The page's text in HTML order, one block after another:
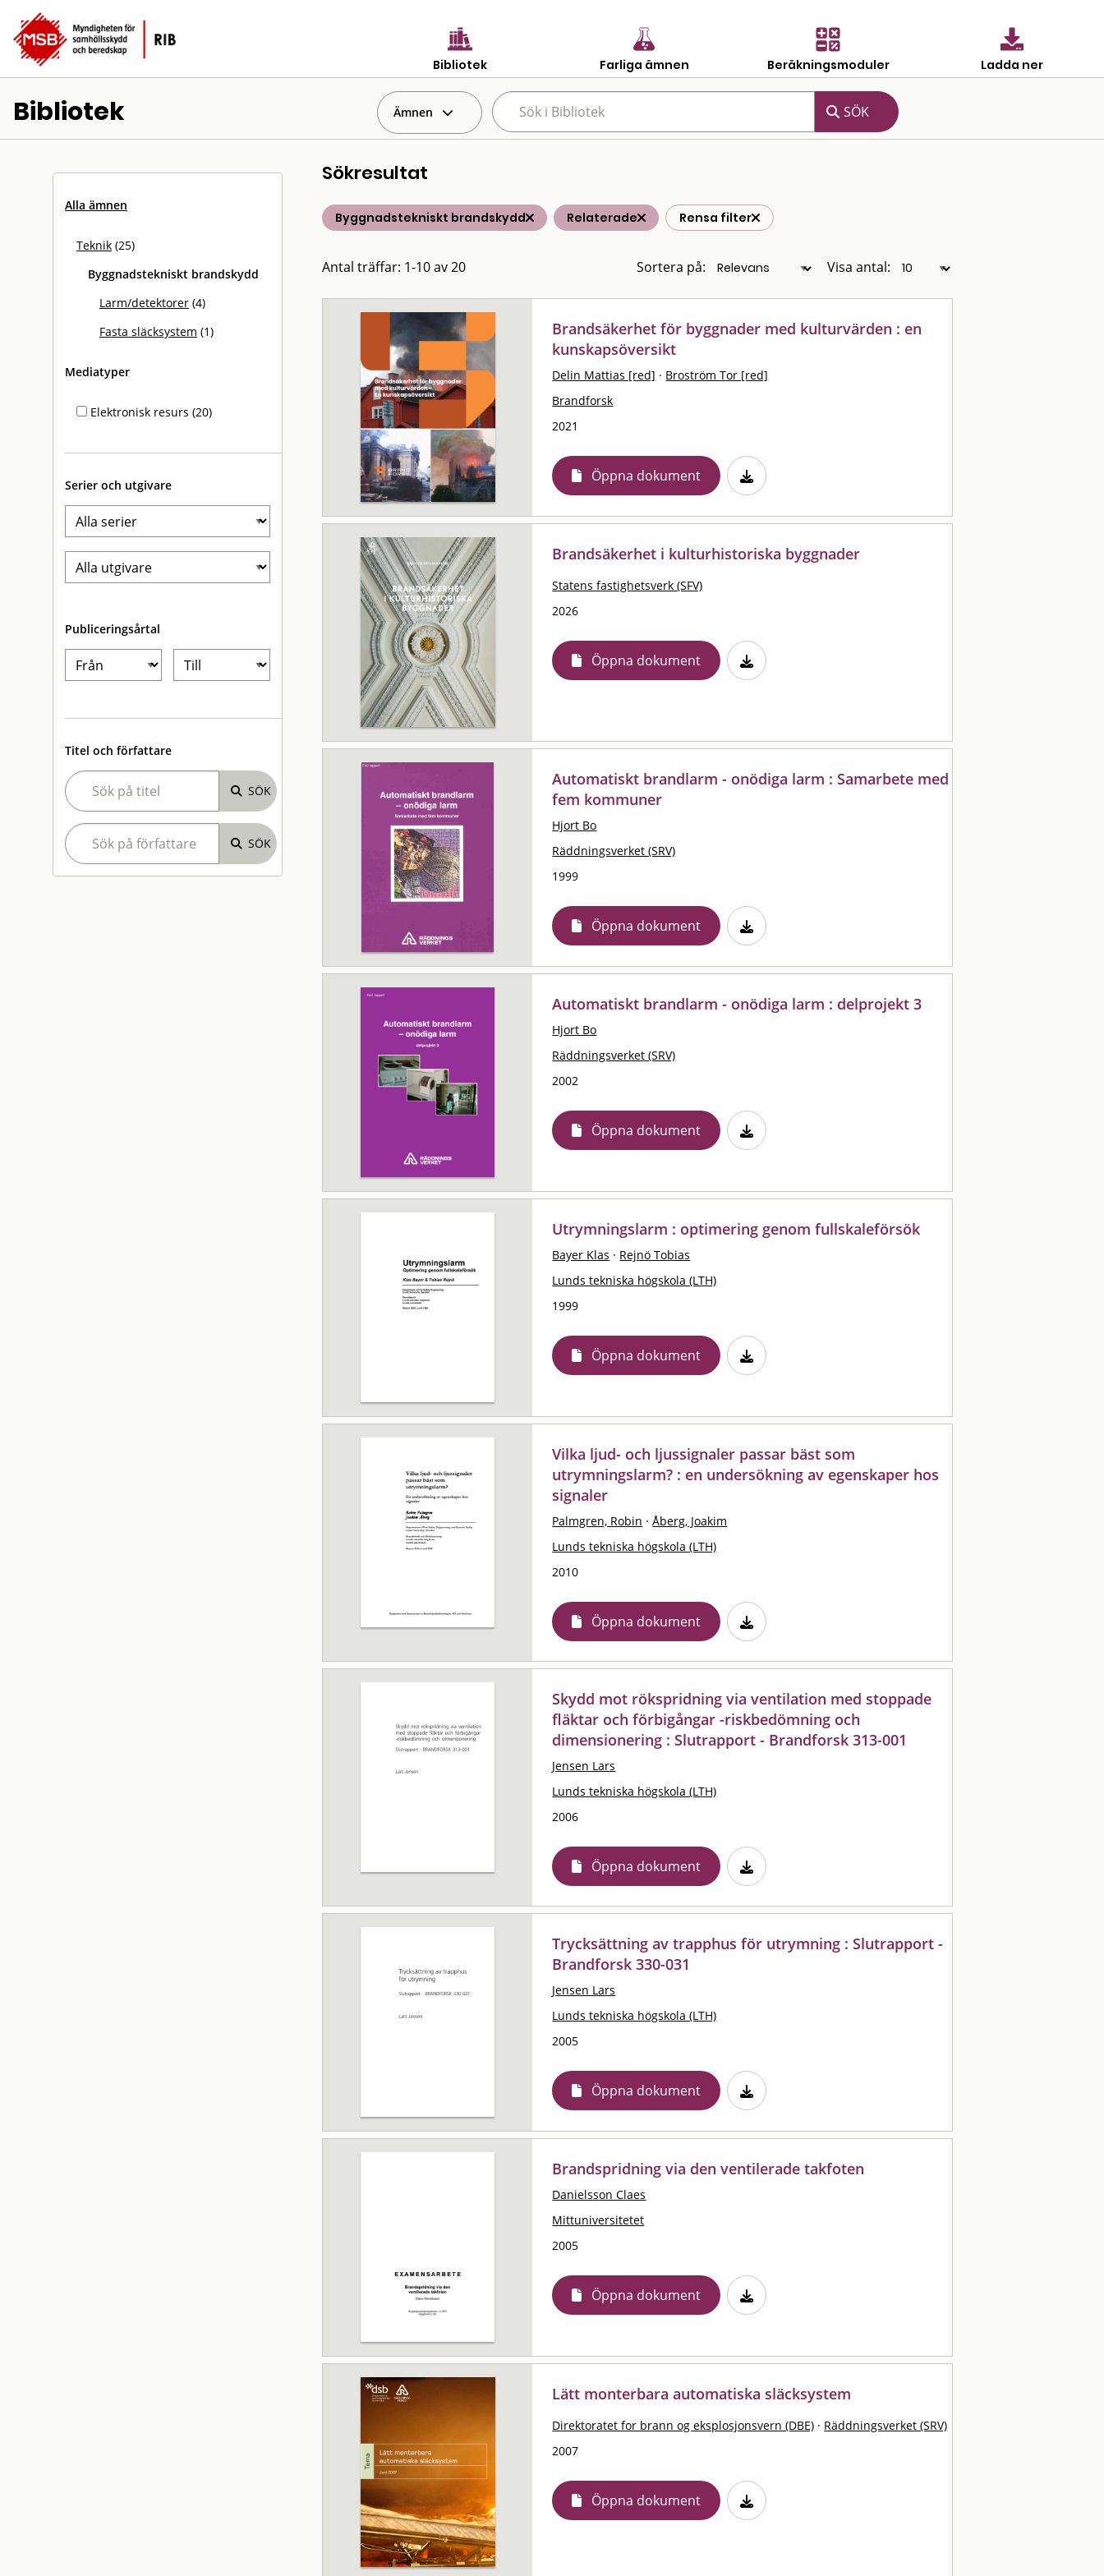
Bibliotek Farliga ämnen Beräkningsmoduler Ladda ner
Bibliotek Ämnen
Alla ämnen
Teknik (25)
Byggnadstekniskt brandskydd
Larm/detektorer (4)
Fasta släcksystem (1)
Mediatyper
Elektronisk resurs (20)
Serier och utgivare
Publiceringsårtal
Titel och författare
Sökresultat
Byggnadstekniskt brandskydd Relaterade Rensa filter
Antal träffar: 1-10 av 20 Sortera på: Visa antal:
Brandsäkerhet för byggnader med kulturvärden : en
kunskapsöversikt
Delin Mattias [red] · Broström Tor [red]
Brandforsk
2021
Öppna dokument
Brandsäkerhet i kulturhistoriska byggnader
Statens fastighetsverk (SFV)
2026
Öppna dokument
Automatiskt brandlarm - onödiga larm : Samarbete med
fem kommuner
Hjort Bo
Räddningsverket (SRV)
1999
Öppna dokument
Automatiskt brandlarm - onödiga larm : delprojekt 3
Hjort Bo
Räddningsverket (SRV)
2002
Öppna dokument
Utrymningslarm : optimering genom fullskaleförsök
Bayer Klas · Rejnö Tobias
Lunds tekniska högskola (LTH)
1999
Öppna dokument
Vilka ljud- och ljussignaler passar bäst som
utrymningslarm? : en undersökning av egenskaper hos
signaler
Palmgren, Robin · Åberg, Joakim
Lunds tekniska högskola (LTH)
2010
Öppna dokument
Skydd mot rökspridning via ventilation med stoppade
fläktar och förbigångar -riskbedömning och
dimensionering : Slutrapport - Brandforsk 313-001
Jensen Lars
Lunds tekniska högskola (LTH)
2006
Öppna dokument
Trycksättning av trapphus för utrymning : Slutrapport -
Brandforsk 330-031
Jensen Lars
Lunds tekniska högskola (LTH)
2005
Öppna dokument
Brandspridning via den ventilerade takfoten
Danielsson Claes
Mittuniversitetet
2005
Öppna dokument
Lätt monterbara automatiska släcksystem
Direktoratet for brann og eksplosjonsvern (DBE) · Räddningsverket (SRV)
2007
Öppna dokument